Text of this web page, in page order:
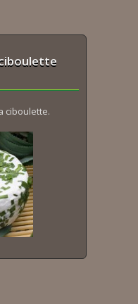
ciboulette.